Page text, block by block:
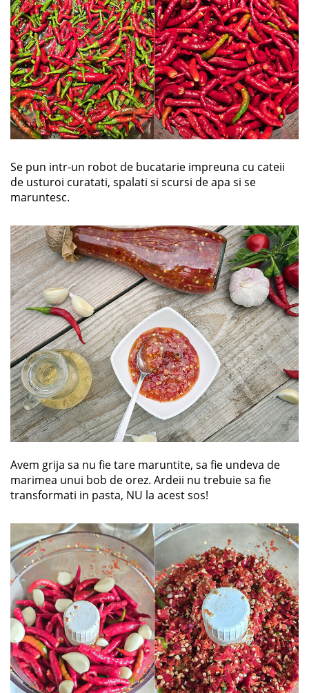
Se pun intr-un robot de bucatarie impreuna cu cateii
de usturoi curatati, spalati si scursi de apa si se
maruntesc.
Avem grija sa nu fie tare maruntite, sa fie undeva de
marimea unui bob de orez. Ardeii nu trebuie sa fie
transformati in pasta, NU la acest sos!